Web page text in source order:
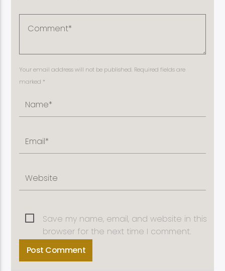
Your email address will not be published. Required fields are
marked *
Save my name, email, and website in this
browser for the next time I comment.